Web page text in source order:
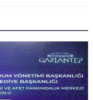
Dervişoğlu cenazede
mi?